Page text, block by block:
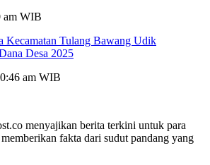
am WIB
Kecamatan Tulang Bawang Udik
Desa 2025
am WIB
menyajikan berita terkini untuk para
fakta dari sudut pandang yang